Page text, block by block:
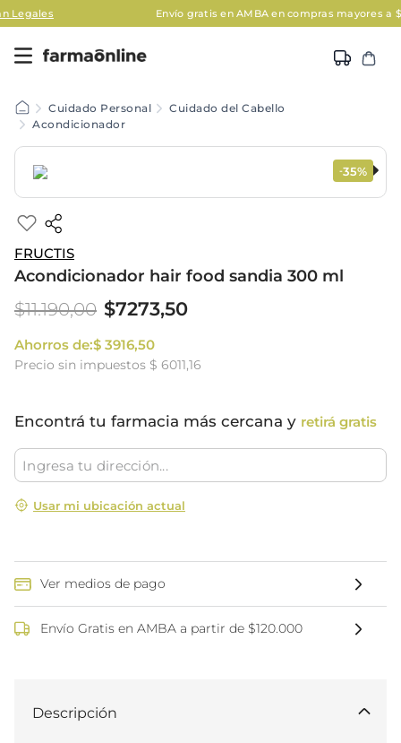
Envío gratis en AMBA en compras mayores a $120.000
Cuidado Personal
Cuidado del Cabello
Acondicionador
-35%
FRUCTIS
Acondicionador hair food sandia 300 ml
$11.190,00 $7273,50
Ahorros de:$ 3916,50
Precio sin impuestos $ 6011,16
Encontrá tu farmacia más cercana y retirá gratis
Usar mi ubicación actual
Ver medios de pago
Envío Gratis en AMBA a partir de $120.000
Descripción